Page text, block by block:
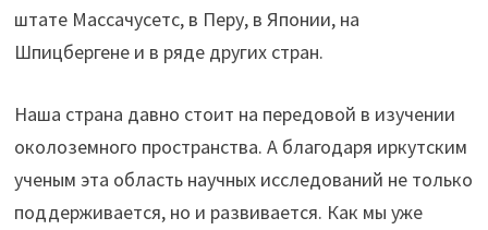
штате Массачусетс, в Перу, в Японии, на
Шпицбергене и в ряде других стран.
Наша страна давно стоит на передовой в изучении
околоземного пространства. А благодаря иркутским
ученым эта область научных исследований не только
поддерживается, но и развивается. Как мы уже